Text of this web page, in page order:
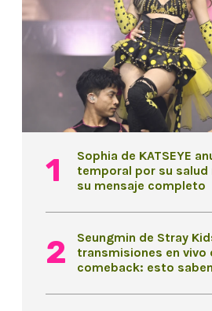
Sophia de KATSEYE
temporal por su
su mensaje completo
Seungmin de Stray
transmisiones en vivo
comeback: esto